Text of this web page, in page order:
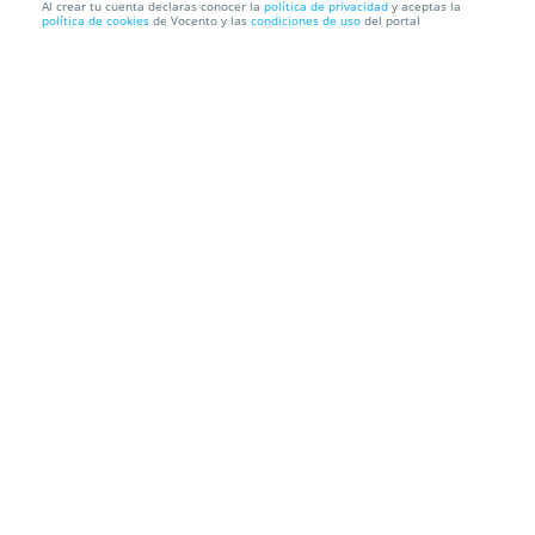
Entradas Esos locos fantasmas
Al crear tu cuenta declaras conocer la política de privacidad y aceptas la
política de cookies de Vocento y las condiciones de uso del portal